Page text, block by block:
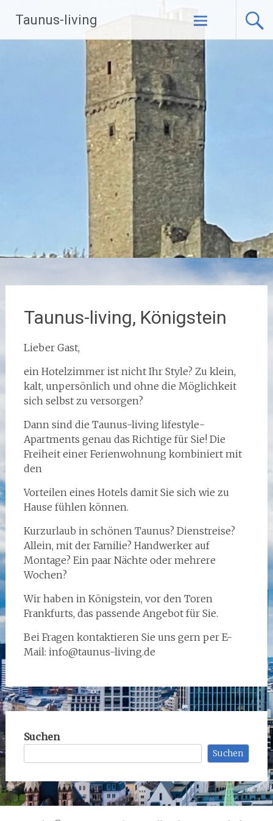
Inhalt
springen
Taunus-living
Taunus-living, Königstein
Lieber Gast,
ein Hotelzimmer ist nicht Ihr Style? Zu klein,
kalt, unpersönlich und ohne die Möglichkeit
sich selbst zu versorgen?
Dann sind die Taunus-living lifestyle-
Apartments genau das Richtige für Sie! Die
Freiheit einer Ferienwohnung kombiniert mit
den
Vorteilen eines Hotels damit Sie sich wie zu
Hause fühlen können.
Kurzurlaub in schönen Taunus? Dienstreise?
Allein, mit der Familie? Handwerker auf
Montage? Ein paar Nächte oder mehrere
Wochen?
Wir haben in Königstein, vor den Toren
Frankfurts, das passende Angebot für Sie.
Bei Fragen kontaktieren Sie uns gern per E-
Mail: info@taunus-living.de
Suchen
Suchen